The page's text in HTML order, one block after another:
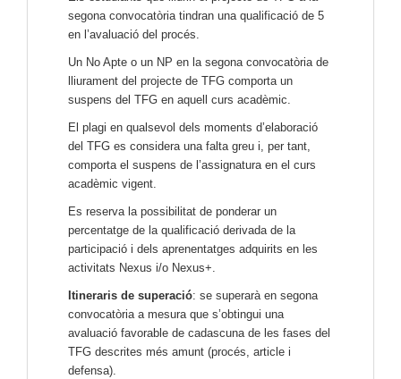
segona convocatòria tindran una qualificació de 5
en l’avaluació del procés.
Un No Apte o un NP en la segona convocatòria de
lliurament del projecte de TFG comporta un
suspens del TFG en aquell curs acadèmic.
El plagi en qualsevol dels moments d’elaboració
del TFG es considera una falta greu i, per tant,
comporta el suspens de l’assignatura en el curs
acadèmic vigent.
Es reserva la possibilitat de ponderar un
percentatge de la qualificació derivada de la
participació i dels aprenentatges adquirits en les
activitats Nexus i/o Nexus+.
Itineraris de superació: se superarà en segona
convocatòria a mesura que s’obtingui una
avaluació favorable de cadascuna de les fases del
TFG descrites més amunt (procés, article i
defensa).